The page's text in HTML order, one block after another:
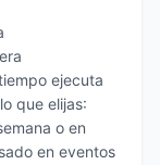
ejecuta
que elijas:
o en
en eventos